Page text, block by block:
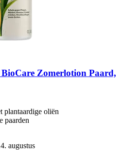
Zomerlotion Paard,
plantaardige oliën
paarden
augustus